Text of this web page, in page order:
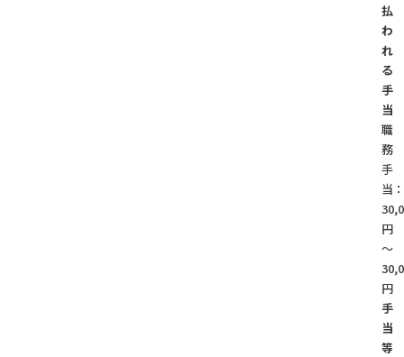
払
わ
れ
る
手
当
職
務
手
当：
円
～
円
手
当
等